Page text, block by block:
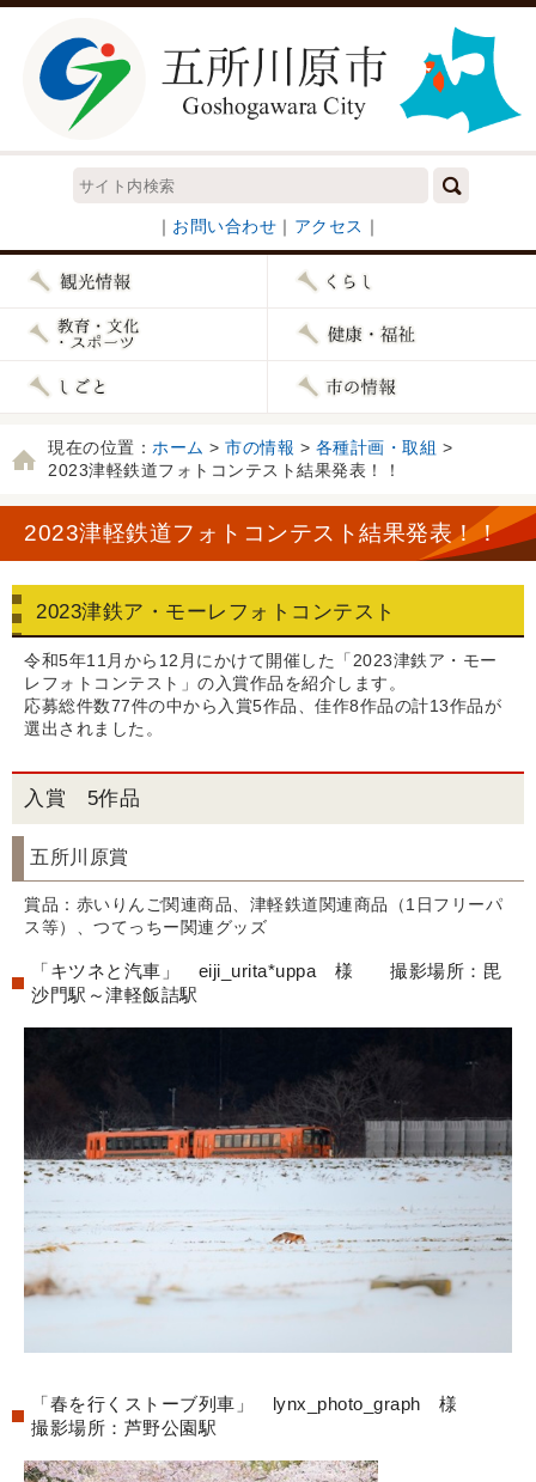
｜ お問い合わせ ｜ アクセス ｜
現在の位置： ホーム > 市の情報 > 各種計画・取組 >
2023津軽鉄道フォトコンテスト結果発表！！
2023津軽鉄道フォトコンテスト結果発表！！
2023津鉄ア・モーレフォトコンテスト
令和5年11月から12月にかけて開催した「2023津鉄ア・モー
レフォトコンテスト」の入賞作品を紹介します。
応募総件数77件の中から入賞5作品、佳作8作品の計13作品が
選出されました。
入賞 5作品
五所川原賞
賞品：赤いりんご関連商品、津軽鉄道関連商品（1日フリーパ
ス等）、つてっちー関連グッズ
「キツネと汽車」 eiji_urita*uppa 様 撮影場所：毘
沙門駅～津軽飯詰駅
「春を行くストーブ列車」 lynx_photo_graph 様
撮影場所：芦野公園駅